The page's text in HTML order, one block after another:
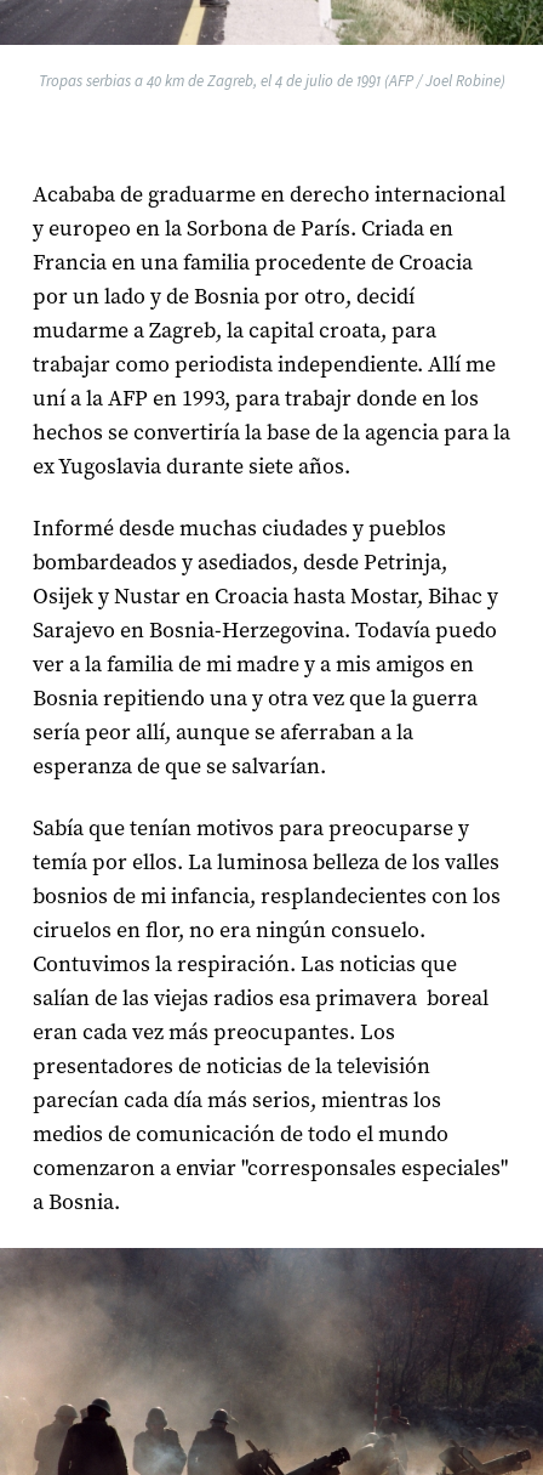
Tropas serbias a 40 km de Zagreb, el 4 de julio de 1991 (AFP / Joel Robine)
Acababa de graduarme en derecho internacional
y europeo en la Sorbona de París. Criada en
Francia en una familia procedente de Croacia
por un lado y de Bosnia por otro, decidí
mudarme a Zagreb, la capital croata, para
trabajar como periodista independiente. Allí me
uní a la AFP en 1993, para trabajr donde en los
hechos se convertiría la base de la agencia para la
ex Yugoslavia durante siete años.
Informé desde muchas ciudades y pueblos
bombardeados y asediados, desde Petrinja,
Osijek y Nustar en Croacia hasta Mostar, Bihac y
Sarajevo en Bosnia-Herzegovina. Todavía puedo
ver a la familia de mi madre y a mis amigos en
Bosnia repitiendo una y otra vez que la guerra
sería peor allí, aunque se aferraban a la
esperanza de que se salvarían.
Sabía que tenían motivos para preocuparse y
temía por ellos. La luminosa belleza de los valles
bosnios de mi infancia, resplandecientes con los
ciruelos en flor, no era ningún consuelo.
Contuvimos la respiración. Las noticias que
salían de las viejas radios esa primavera boreal
eran cada vez más preocupantes. Los
presentadores de noticias de la televisión
parecían cada día más serios, mientras los
medios de comunicación de todo el mundo
comenzaron a enviar "corresponsales especiales"
a Bosnia.